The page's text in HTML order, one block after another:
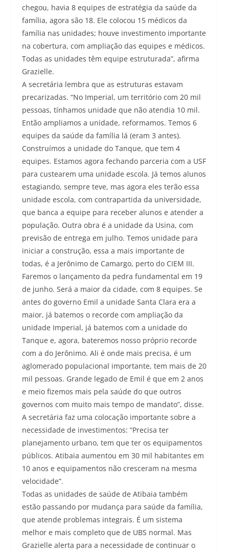
chegou, havia 8 equipes de estratégia da saúde da
família, agora são 18. Ele colocou 15 médicos da
família nas unidades; houve investimento importante
na cobertura, com ampliação das equipes e médicos.
Todas as unidades têm equipe estruturada”, afirma
Grazielle.
A secretária lembra que as estruturas estavam
precarizadas. “No Imperial, um território com 20 mil
pessoas, tínhamos unidade que não atendia 10 mil.
Então ampliamos a unidade, reformamos. Temos 6
equipes da saúde da família lá (eram 3 antes).
Construímos a unidade do Tanque, que tem 4
equipes. Estamos agora fechando parceria com a USF
para custearem uma unidade escola. Já temos alunos
estagiando, sempre teve, mas agora eles terão essa
unidade escola, com contrapartida da universidade,
que banca a equipe para receber alunos e atender a
população. Outra obra é a unidade da Usina, com
previsão de entrega em julho. Temos unidade para
iniciar a construção, essa a mais importante de
todas, é a Jerônimo de Camargo, perto do CIEM III.
Faremos o lançamento da pedra fundamental em 19
de junho. Será a maior da cidade, com 8 equipes. Se
antes do governo Emil a unidade Santa Clara era a
maior, já batemos o recorde com ampliação da
unidade Imperial, já batemos com a unidade do
Tanque e, agora, bateremos nosso próprio recorde
com a do Jerônimo. Ali é onde mais precisa, é um
aglomerado populacional importante, tem mais de 20
mil pessoas. Grande legado de Emil é que em 2 anos
e meio fizemos mais pela saúde do que outros
governos com muito mais tempo de mandato”, disse.
A secretária faz uma colocação importante sobre a
necessidade de investimentos: “Precisa ter
planejamento urbano, tem que ter os equipamentos
públicos. Atibaia aumentou em 30 mil habitantes em
10 anos e equipamentos não cresceram na mesma
velocidade”.
Todas as unidades de saúde de Atibaia também
estão passando por mudança para saúde da família,
que atende problemas integrais. É um sistema
melhor e mais completo que de UBS normal. Mas
Grazielle alerta para a necessidade de continuar o